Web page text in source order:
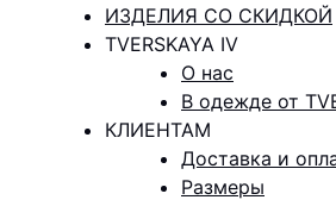
ИЗДЕЛИЯ СО СКИДКОЙ
TVERSKAYA IV
О нас
В одежде от
КЛИЕНТАМ
Доставка и
Размеры